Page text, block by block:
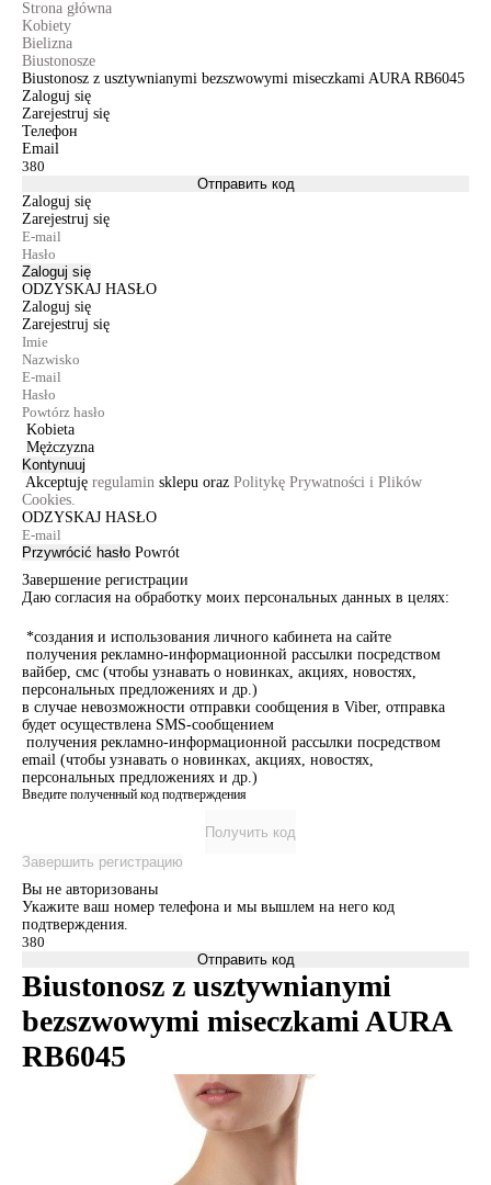
Strona główna
Kobiety
Bielizna
Biustonosze
Biustonosz z usztywnianymi bezszwowymi miseczkami AURA RB6045
Zaloguj się
Zarejestruj się
Телефон
Email
Отправить код
Zaloguj się
Zarejestruj się
Zaloguj się
ODZYSKAJ HASŁO
Zaloguj się
Zarejestruj się
Kobieta
Mężczyzna
Kontynuuj
Akceptuję regulamin sklepu oraz Politykę Prywatności i Plików
Cookies.
ODZYSKAJ HASŁO
Przywrócić hasło Powrót
Завершение регистрации
Даю согласия на обработку моих персональных данных в целях:
*создания и использования личного кабинета на сайте
получения рекламно-информационной рассылки посредством
вайбер, смс (чтобы узнавать о новинках, акциях, новостях,
персональных предложениях и др.)
в случае невозможности отправки сообщения в Viber, отправка
будет осуществлена SMS-сообщением
получения рекламно-информационной рассылки посредством
email (чтобы узнавать о новинках, акциях, новостях,
персональных предложениях и др.)
Введите полученный код подтверждения
Получить код
Завершить регистрацию
Вы не авторизованы
Укажите ваш номер телефона и мы вышлем на него код
подтверждения.
Отправить код
Biustonosz z usztywnianymi
bezszwowymi miseczkami AURA
RB6045